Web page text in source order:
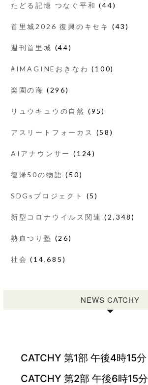
たどる記憶 つなぐ平和 (44)
首里城2026 復興のキセキ (43)
週刊首里城 (44)
#IMAGINEおきなわ (100)
楽園の海 (296)
リュウキュウの自然 (95)
アスリートフォーカス (58)
AIアナウンサー (124)
復帰50の物語 (50)
SDGsプロジェクト (5)
新型コロナウイルス関連 (2,348)
熱血つり塾 (26)
社会 (14,685)
NEWS CATCHY
CATCHY 第1部 午後4時15分
CATCHY 第2部 午後6時15分